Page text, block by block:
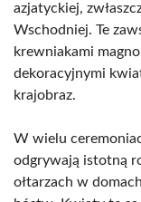
azjatyckiej,
Wschodniej. Te
krewniakami
dekoracyjnymi
krajobraz.
W wielu
odgrywają istotną
ołtarzach w